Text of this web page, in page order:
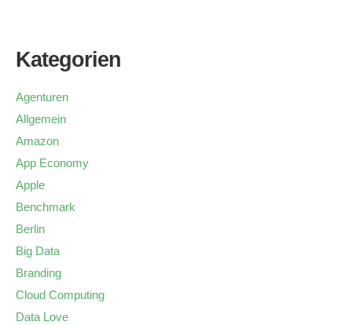
Kategorien
Agenturen
Allgemein
Amazon
App Economy
Apple
Benchmark
Berlin
Big Data
Branding
Cloud Computing
Data Love